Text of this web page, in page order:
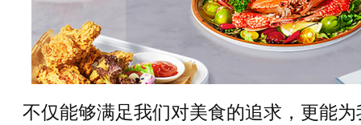
不仅能够满足我们对美食的追求，更能